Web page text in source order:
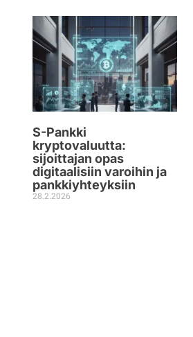
S-Pankki
kryptovaluutta:
sijoittajan opas
digitaalisiin varoihin ja
pankkiyhteyksiin
28.2.2026